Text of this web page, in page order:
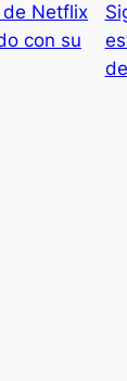
de Netflix
con su